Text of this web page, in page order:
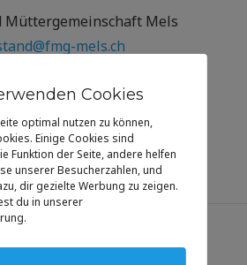
Müttergemeinschaft Mels
mels.ch
Mels
msl.ch
Cookies
optimal nutzen zu können,
Einige Cookies sind
Funktion der Seite, andere helfen
unserer Besucherzahlen, und
dir gezielte Werbung zu zeigen.
du in unserer